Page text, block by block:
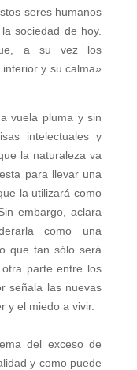
seres humanos
sociedad de hoy.
a su vez los
y su calma»
vuela pluma y sin
intelectuales y
la naturaleza va
para llevar una
la utilizará como
embargo, aclara
como una
que tan sólo será
parte entre los
señala las nuevas
y el miedo a vivir.
del exceso de
y como puede